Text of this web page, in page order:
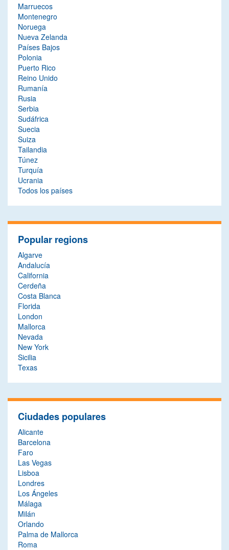
Marruecos
Montenegro
Noruega
Nueva Zelanda
Países Bajos
Polonia
Puerto Rico
Reino Unido
Rumanía
Rusia
Serbia
Sudáfrica
Suecia
Suiza
Tailandia
Túnez
Turquía
Ucrania
Todos los países
Popular regions
Algarve
Andalucía
California
Cerdeña
Costa Blanca
Florida
London
Mallorca
Nevada
New York
Sicilia
Texas
Ciudades populares
Alicante
Barcelona
Faro
Las Vegas
Lisboa
Londres
Los Ángeles
Málaga
Milán
Orlando
Palma de Mallorca
Roma